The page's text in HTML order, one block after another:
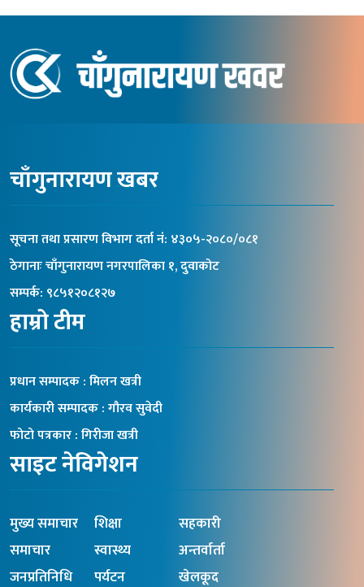
चाँगुनारायण खबर
सूचना तथा प्रसारण विभाग दर्ता नंं: ४३०५-२०८०/०८१
ठेगानाः चाँगुनारायण नगरपालिका १, दुवाकोट
सम्पर्क: ९८५१२०८१२७
हाम्रो टीम
प्रधान सम्पादक : मिलन खत्री
कार्यकारी सम्पादक : गौरव सुवेदी
फोटो पत्रकार : गिरीजा खत्री
साइट नेविगेशन
मुख्य समाचार
समाचार
जनप्रतिनिधि
शिक्षा
स्वास्थ्य
पर्यटन
सहकारी
अन्तर्वार्ता
खेलकूद